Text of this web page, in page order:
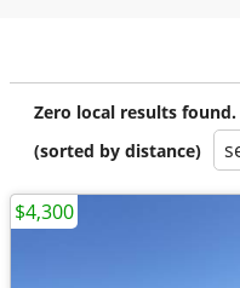
Zero local results
(sorted by distance)
$4,300